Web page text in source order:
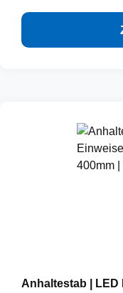
Anhaltestab | LED